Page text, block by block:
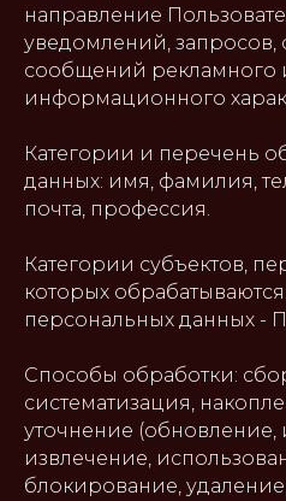
направление
уведомлений, запросов,
сообщений рекламного
информационного
Категории и перечень
данных: имя, фамилия,
почта, профессия.
Категории субъектов,
которых
персональных данных -
Способы обработки:
систематизация,
уточнение (обновление,
извлечение,
блокирование,